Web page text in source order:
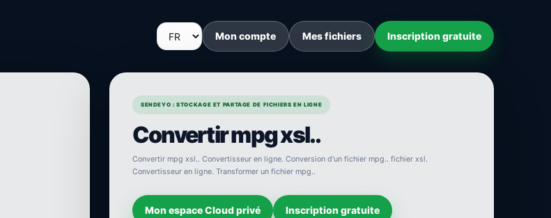
Mon compte Mes fichiers Inscription gratuite
SENDEYO : STOCKAGE ET PARTAGE DE FICHIERS EN LIGNE
Convertir mpg xsl..
Convertir mpg xsl.. Convertisseur en ligne. Conversion d'un fichier mpg.. fichier xsl.
Convertisseur en ligne. Transformer un fichier mpg..
Mon espace Cloud privé Inscription gratuite